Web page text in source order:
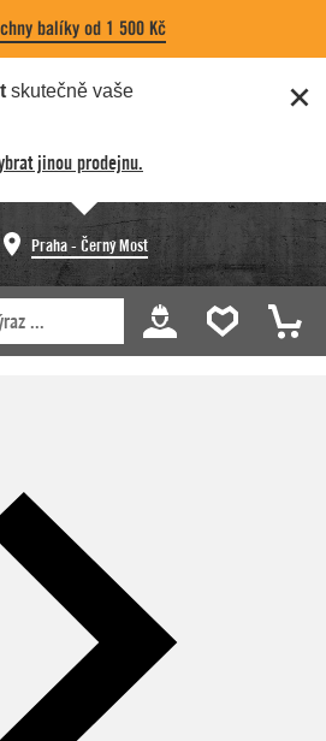
balíky od 1 500 Kč
skutečně vaše
jinou prodejnu.
Praha - Černý Most